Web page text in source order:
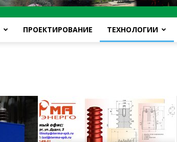
ПРОЕКТИРОВАНИЕ ТЕХНОЛОГИИ